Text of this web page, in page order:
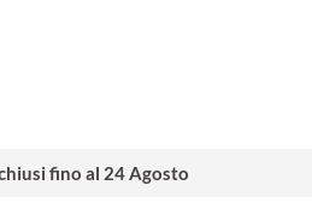
fino al 24 Agosto